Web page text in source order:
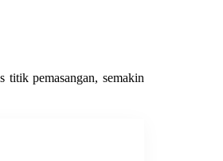
titik pemasangan, semakin